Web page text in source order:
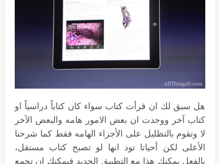
هل سبق لك ان قرأت كتاب سواء كان كتاباً دراسياً او
كتاب آخر ووجدت ان بعض الامور هامه والبعض الآخر
لا وتقوم بالتظليل على الأجزاء الهامه فقط كما شرحنا
الأعلى لكن أحيانا تود انها لو تصبح كتاب مستقل،
بالفعل يمكنك هذا مع التطبيق الجديد فيمكنك ان تجمع